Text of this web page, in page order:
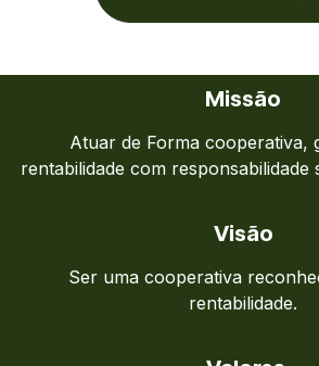
Missão
Atuar de Forma cooperativa,
rentabilidade com responsabi​lidade
Visão
Ser uma cooperativa
rentabilidade.